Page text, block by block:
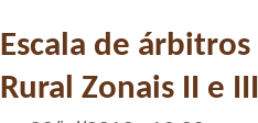
Escala de
Rural Zonais II e III